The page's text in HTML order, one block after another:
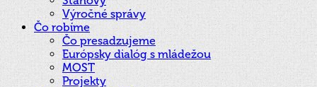
Výročné správy
Čo robíme
Čo presadzujeme
Európsky dialóg s mládežou
MOST
Projekty